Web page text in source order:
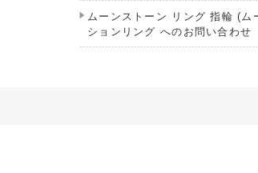
ムーンストーン リング 指輪 (
ションリング へのお問い合わせ